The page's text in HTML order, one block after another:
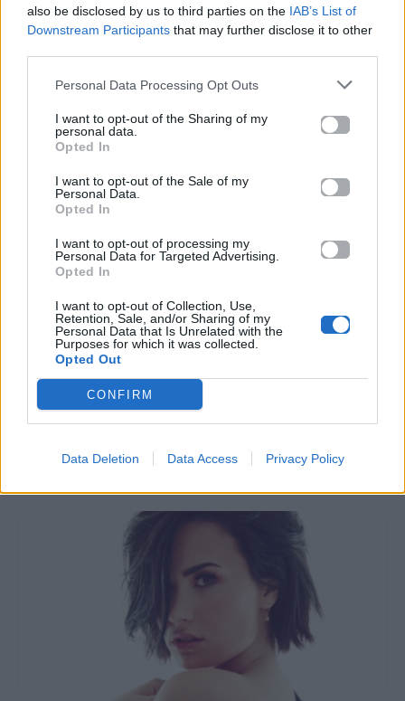
also be disclosed by us to third parties on the IAB’s List of
Downstream Participants that may further disclose it to other
Personal Data Processing Opt Outs
I want to opt-out of the Sharing of my
personal data.
Opted In
I want to opt-out of the Sale of my
Personal Data.
Opted In
I want to opt-out of processing my
Personal Data for Targeted Advertising.
Opted In
I want to opt-out of Collection, Use,
Retention, Sale, and/or Sharing of my
Personal Data that Is Unrelated with the
Purposes for which it was collected.
Opted Out
CONFIRM
Data Deletion Data Access Privacy Policy
αγώνισμα της
παραβίαση κανόνων;
All Videos
H διπλή γκάφα του
που δεν πρόσεξε
(σχεδόν) κανείς!
25.05.2017
All Videos
αποδράσει.
27.04.2017